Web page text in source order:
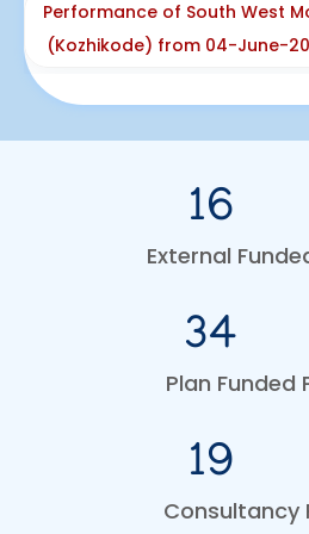
Rank list of the
Published on :24/07/
Rank list of the
Kerala Water
2024: Rainfall, Rivers,
Wetlands (KWRA -
Published on :30/10/2025
Performance of South West
(Kozhikode) from 04-June-
16
External
34
Plan Funded
19
Consultancy